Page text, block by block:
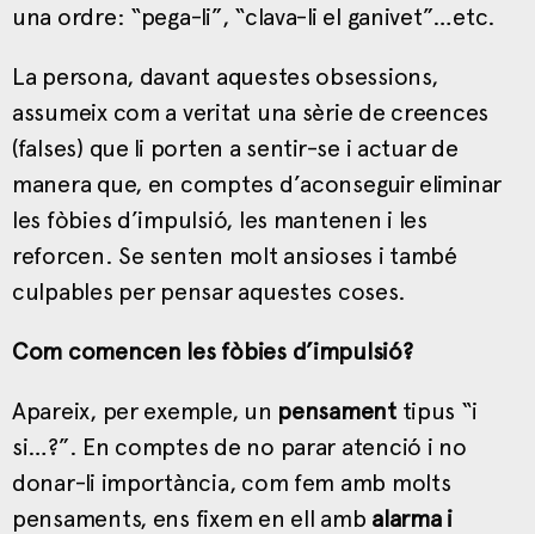
una ordre: “pega-li”, “clava-li el ganivet”…etc.
La persona, davant aquestes obsessions,
assumeix com a veritat una sèrie de creences
(falses) que li porten a sentir-se i actuar de
manera que, en comptes d’aconseguir eliminar
les fòbies d’impulsió, les mantenen i les
reforcen. Se senten molt ansioses i també
culpables per pensar aquestes coses.
Com comencen les fòbies d’impulsió?
Apareix, per exemple, un pensament tipus “i
si…?”. En comptes de no parar atenció i no
donar-li importància, com fem amb molts
pensaments, ens fixem en ell amb alarma i